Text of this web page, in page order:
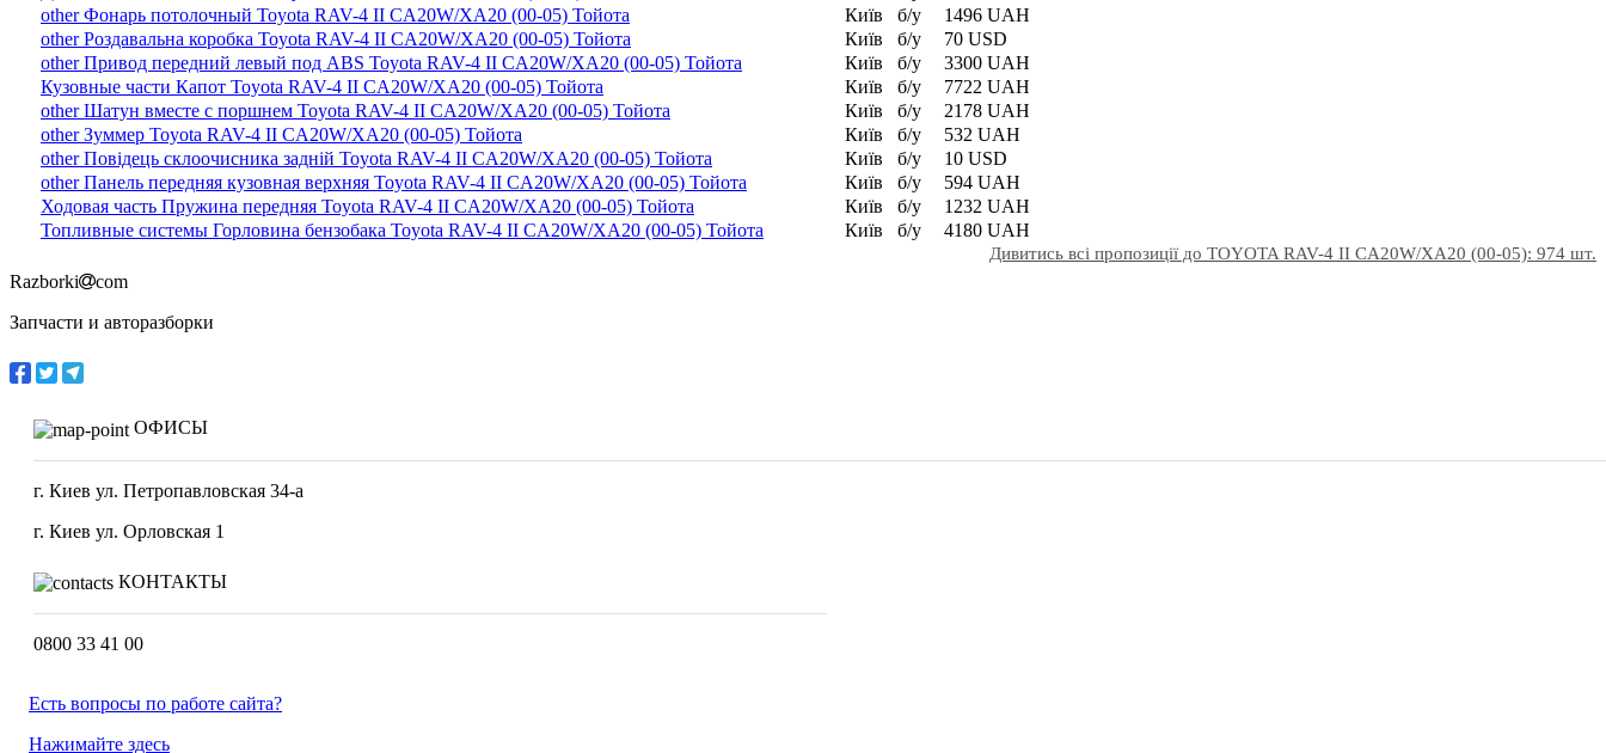
other Фонарь потолочный Toyota RAV-4 II CA20W/XA20 (00-05) Тойота
Київ б/у
1496 UAH
other Роздавальна коробка Toyota RAV-4 II CA20W/XA20 (00-05) Тойота
Київ б/у
70 USD
other Привод передний левый под ABS Toyota RAV-4 II CA20W/XA20 (00-05) Тойота
Київ б/у
3300 UAH
Кузовные части Капот Toyota RAV-4 II CA20W/XA20 (00-05) Тойота
Київ б/у
7722 UAH
other Шатун вместе с поршнем Toyota RAV-4 II CA20W/XA20 (00-05) Тойота
Київ б/у
2178 UAH
other Зуммер Toyota RAV-4 II CA20W/XA20 (00-05) Тойота
Київ б/у
532 UAH
other Повідець склоочисника задній Toyota RAV-4 II CA20W/XA20 (00-05) Тойота
Київ б/у
10 USD
other Панель передняя кузовная верхняя Toyota RAV-4 II CA20W/XA20 (00-05) Тойота
Київ б/у
594 UAH
Ходовая часть Пружина передняя Toyota RAV-4 II CA20W/XA20 (00-05) Тойота
Київ б/у
1232 UAH
Топливные системы Горловина бензобака Toyota RAV-4 II CA20W/XA20 (00-05) Тойота
Київ б/у 4180 UAH
Дивитись всі пропозиції до TOYOTA RAV-4 II CA20W/XA20 (00-05): 974 шт.
Razborki
com
Запчасти и авторазборки
ОФИСЫ
г. Киев ул. Петропавловская 34-а
г. Киев ул. Орловская 1
КОНТАКТЫ
0800 33 41 00
Есть вопросы по работе сайта?
Нажимайте здесь